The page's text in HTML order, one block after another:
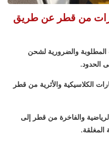
من قطر عن طريق
المطلوبة والضرورية لشحن
الحدود.
الكلاسيكية والأثرية من قطر
والفاخرة من قطر إلى